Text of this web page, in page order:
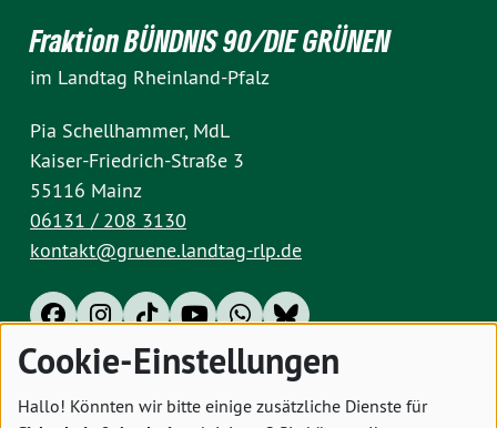
Fraktion BÜNDNIS 90/DIE GRÜNEN
im Landtag Rheinland-Pfalz
Pia Schellhammer, MdL
Kaiser-Friedrich-Straße 3
55116 Mainz
06131 / 208 3130
kontakt@gruene.landtag-rlp.de
Impressum Datenschutz Cookies
Cookie-Einstellungen
Hallo! Könnten wir bitte einige zusätzliche Dienste für